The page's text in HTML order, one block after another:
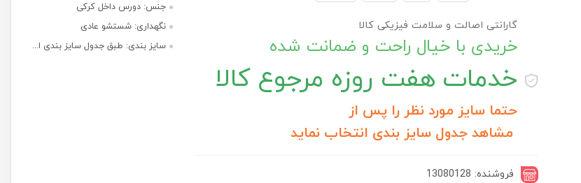
گارانتی اصالت و سلامت فیزیکی کالا
خریدی با خیال راحت و ضمانت شده
خدمات هفت روزه مرجوع کالا
حتما سایز مورد نظر را پس از
مشاهد جدول سایز بندی انتخاب نماید
فروشنده: 13080128
جنس: دورس داخل کرکی
نگهداری: شستشو عادی
سایز بندی: طبق جدول سایز بندی ا...